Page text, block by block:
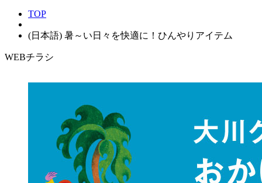
TOP
(日本語) 暑～い日々を快適に！ひんやりアイテム
WEBチラシ